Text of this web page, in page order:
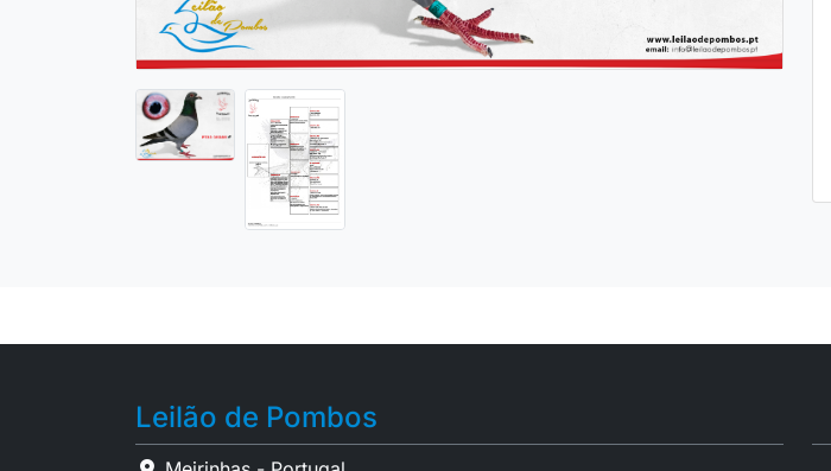
Leilão de Pombos